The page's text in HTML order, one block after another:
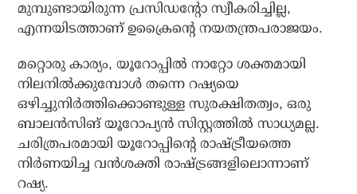
മുമ്പുണ്ടായിരുന്ന പ്രസിഡന്റോ സ്വീകരിച്ചില്ല,
എന്നയിടത്താണ് ഉക്രൈന്റെ നയതന്ത്രപരാജയം.
മറ്റൊരു കാര്യം, യൂറോപ്പില്‍ നാറ്റോ ശക്തമായി
നിലനില്‍ക്കുമ്പോള്‍ തന്നെ റഷ്യയെ
ഒഴിച്ചുനിര്‍ത്തിക്കൊണ്ടുള്ള സുരക്ഷിതത്വം, ഒരു
ബാലന്‍സിങ് യൂറോപ്യന്‍ സിസ്റ്റത്തില്‍ സാധ്യമല്ല.
ചരിത്രപരമായി യൂറോപ്പിന്റെ രാഷ്ട്രീയത്തെ
നിര്‍ണയിച്ച വന്‍ശക്തി രാഷ്ട്രങ്ങളിലൊന്നാണ്
റഷ്യ.